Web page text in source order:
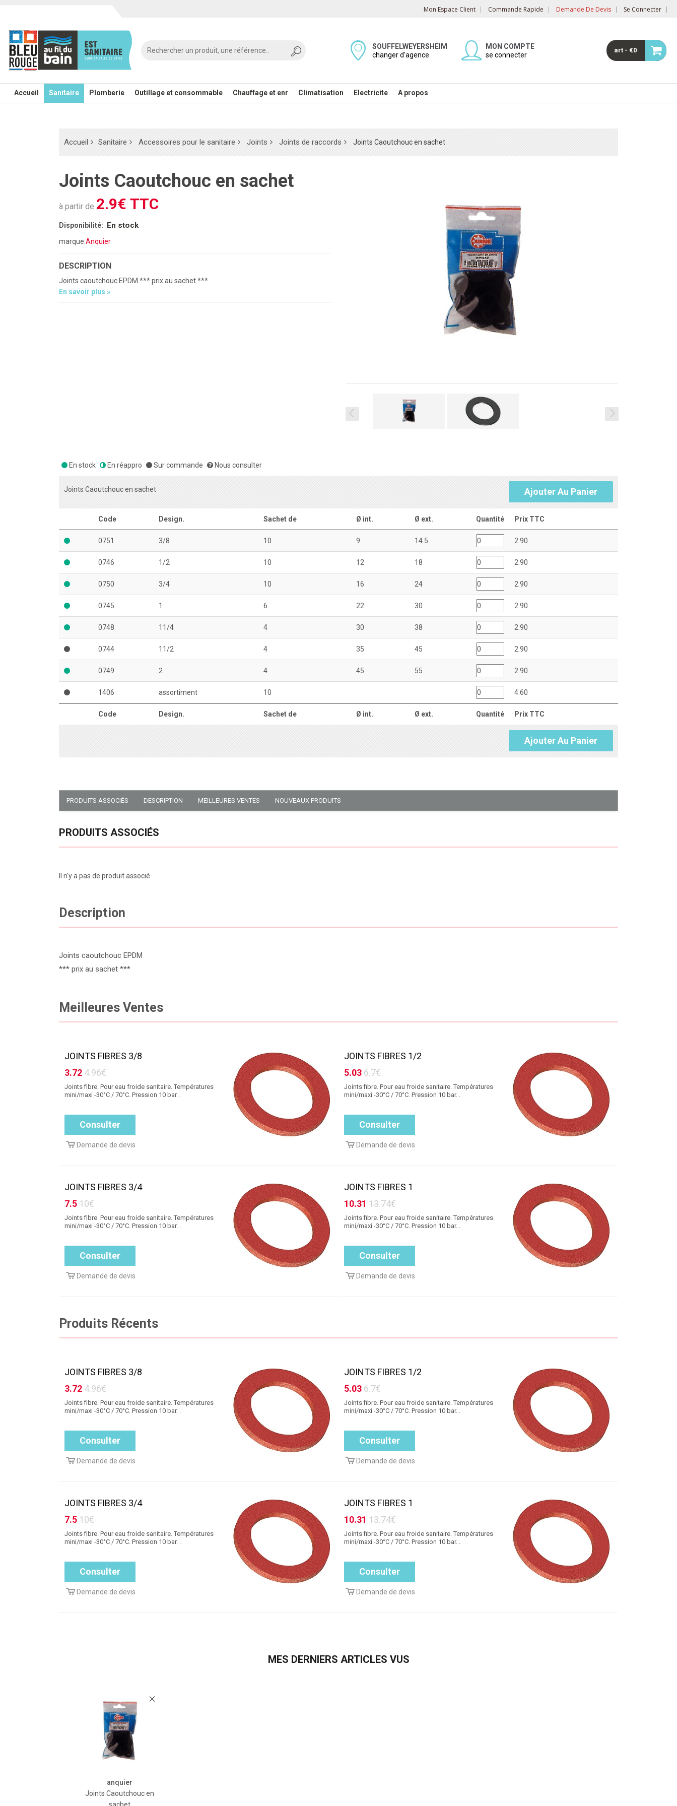
Mon Espace Client Commande Rapide Demande De Devis Se Connecter
SOUFFELWEYERSHEIM
changer d'agence
MON COMPTE
se connecter
art - €0
Accueil Sanitaire Plomberie Outillage et consommable Chauffage et enr Climatisation Electricite A propos
Accueil Sanitaire Accessoires pour le sanitaire Joints Joints de raccords Joints Caoutchouc en sachet
Joints Caoutchouc en sachet
à partir de 2.9€ TTC
Disponibilité: En stock
marque:Anquier
DESCRIPTION
Joints caoutchouc EPDM *** prix au sachet ***
En savoir plus »
En stock En réappro Sur commande Nous consulter
Joints Caoutchouc en sachet Ajouter Au Panier
Code Design. Sachet de Ø int. Ø ext. Quantité Prix TTC
Code Design. Sachet de Ø int. Ø ext. Quantité Prix TTC
0751 3/8 10 9 14.5 2.90
0746 1/2 10 12 18 2.90
0750 3/4 10 16 24 2.90
0745 1 6 22 30 2.90
0748 11/4 4 30 38 2.90
0744 11/2 4 35 45 2.90
0749 2 4 45 55 2.90
1406 assortiment 10 4.60
Ajouter Au Panier
PRODUITS ASSOCIÉS DESCRIPTION MEILLEURES VENTES NOUVEAUX PRODUITS
PRODUITS ASSOCIÉS
Il n'y a pas de produit associé.
Description
Joints caoutchouc EPDM
*** prix au sachet ***
Meilleures Ventes
JOINTS FIBRES 3/8
3.724.96€
Joints fibre. Pour eau froide sanitaire. Températures
mini/maxi -30°C / 70°C. Pression 10 bar. .
Consulter
Demande de devis
JOINTS FIBRES 1/2
5.036.7€
Joints fibre. Pour eau froide sanitaire. Températures
mini/maxi -30°C / 70°C. Pression 10 bar. .
Consulter
Demande de devis
JOINTS FIBRES 3/4
7.510€
Joints fibre. Pour eau froide sanitaire. Températures
mini/maxi -30°C / 70°C. Pression 10 bar. .
Consulter
Demande de devis
JOINTS FIBRES 1
10.31 13.74€
Joints fibre. Pour eau froide sanitaire. Températures
mini/maxi -30°C / 70°C. Pression 10 bar. .
Consulter
Demande de devis
Produits Récents
JOINTS FIBRES 3/8
3.724.96€
Joints fibre. Pour eau froide sanitaire. Températures
mini/maxi -30°C / 70°C. Pression 10 bar. .
Consulter
Demande de devis
JOINTS FIBRES 1/2
5.036.7€
Joints fibre. Pour eau froide sanitaire. Températures
mini/maxi -30°C / 70°C. Pression 10 bar. .
Consulter
Demande de devis
JOINTS FIBRES 3/4
7.510€
Joints fibre. Pour eau froide sanitaire. Températures
mini/maxi -30°C / 70°C. Pression 10 bar. .
Consulter
Demande de devis
JOINTS FIBRES 1
10.31 13.74€
Joints fibre. Pour eau froide sanitaire. Températures
mini/maxi -30°C / 70°C. Pression 10 bar. .
Consulter
Demande de devis
MES DERNIERS ARTICLES VUS
anquier
Joints Caoutchouc en